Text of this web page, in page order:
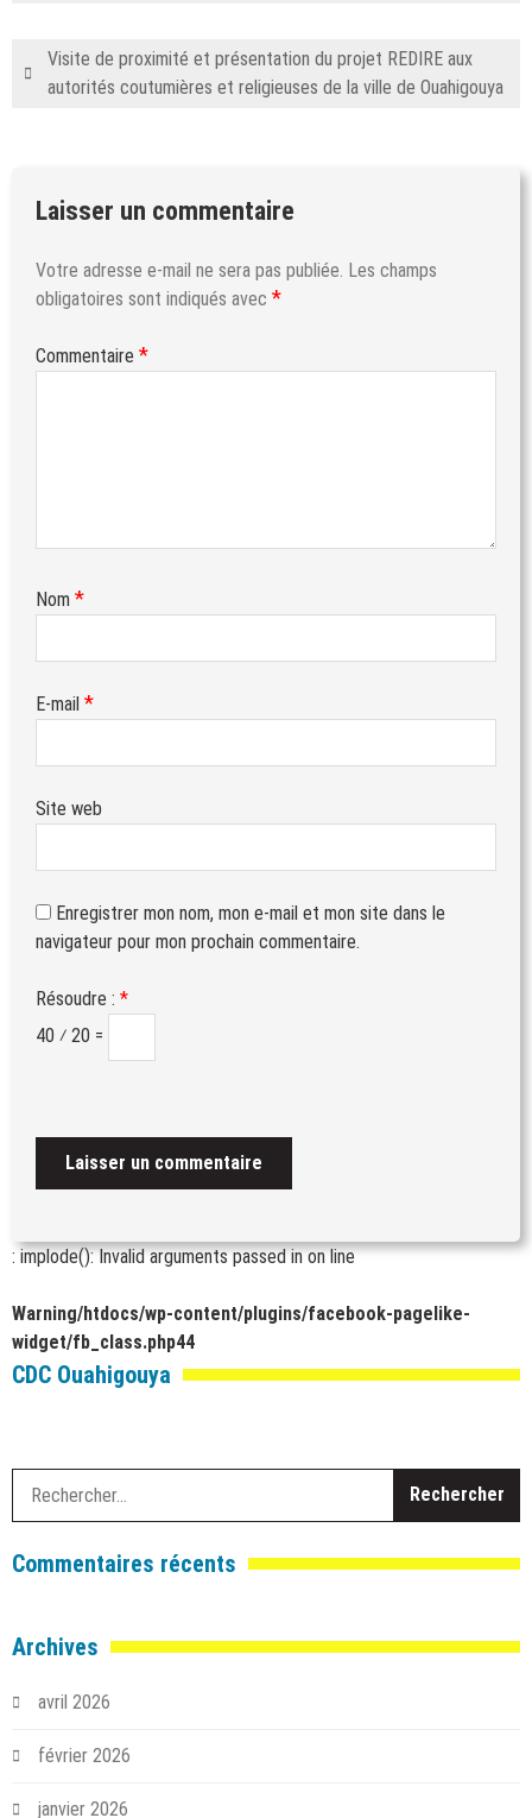
Visite de proximité et présentation du projet REDIRE aux
autorités coutumières et religieuses de la ville de Ouahigouya
Laisser un commentaire
Votre adresse e-mail ne sera pas publiée. Les champs
obligatoires sont indiqués avec *
Commentaire *
Nom *
E-mail *
Site web
Enregistrer mon nom, mon e-mail et mon site dans le
navigateur pour mon prochain commentaire.
Résoudre : *
40 ⁄ 20 =
: implode(): Invalid arguments passed inon line
Warning/htdocs/wp-content/plugins/facebook-pagelike-
widget/fb_class.php44
CDC Ouahigouya
Commentaires récents
Archives
avril 2026
février 2026
janvier 2026